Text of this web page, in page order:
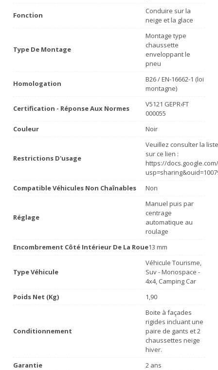
Fonction
Conduire sur la
neige et la glace
Type De Montage
Montage type
chaussette
enveloppant le
pneu
Homologation
B26 / EN-16662-1 (loi
montagne)
Certification - Réponse Aux Normes
V5121 GEPR‹FT
000055
Couleur
Noir
Restrictions D'usage
Veuillez consulter la
sur ce lien :
https://
Compatible Véhicules Non Chaînables
Non
Réglage
Manuel puis par
centrage
automatique au
roulage
Encombrement Côté Intérieur De La Roue13 mm
Type Véhicule
Véhicule Tourisme,
Suv - Monospace -
4x4, Camping Car
Poids Net (Kg)
1,90
Conditionnement
Boite à façades
rigides incluant une
paire de gants et 2
chaussettes neige
hiver.
Garantie
2 ans